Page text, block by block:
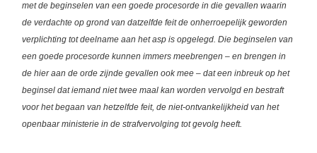
met de beginselen van een goede procesorde in die gevallen waarin
de verdachte op grond van datzelfde feit de onherroepelijk geworden
verplichting tot deelname aan het asp is opgelegd. Die beginselen van
een goede procesorde kunnen immers meebrengen – en brengen in
de hier aan de orde zijnde gevallen ook mee – dat een inbreuk op het
beginsel dat iemand niet twee maal kan worden vervolgd en bestraft
voor het begaan van hetzelfde feit, de niet-ontvankelijkheid van het
openbaar ministerie in de strafvervolging tot gevolg heeft.